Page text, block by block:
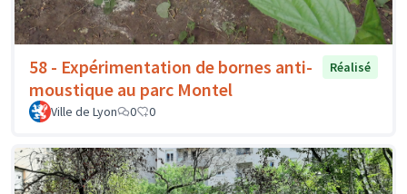
58 - Expérimentation de bornes anti-
moustique au parc Montel
Réalisé
Ville de Lyon 0 0